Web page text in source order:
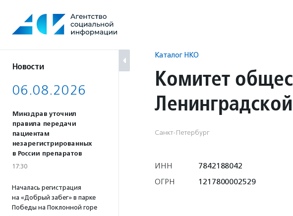
содержанию
Новости
06.08.2026
Минздрав уточнил
правила передачи
пациентам
незарегистрированных
в России препаратов
17:30
Началась регистрация
на «Добрый забег» в парке
Победы на Поклонной горе
Каталог НКО
Комитет
Санкт-Петербург
ИНН
7842188042
ОГРН
1217800002529